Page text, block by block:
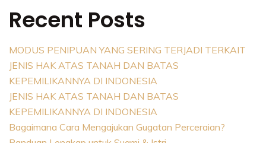
Recent Posts
MODUS PENIPUAN YANG SERING TERJADI TERKAIT
JENIS HAK ATAS TANAH DAN BATAS
KEPEMILIKANNYA DI INDONESIA
JENIS HAK ATAS TANAH DAN BATAS
KEPEMILIKANNYA DI INDONESIA
Bagaimana Cara Mengajukan Gugatan Perceraian?